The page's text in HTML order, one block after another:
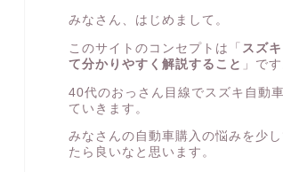
みなさん、はじめまして。
このサイトのコンセプトは「 スズ
て分かりやすく解説すること 」です
40代のおっさん目線でスズキ自動
ていきます。
みなさんの 自動車購入の悩みを少
たら良いなと思います。